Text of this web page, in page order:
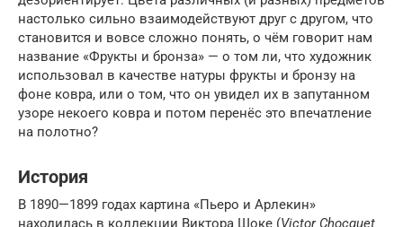
настолько сильно взаимодействуют друг с другом, что
становится и вовсе сложно понять, о чём говорит нам
название «Фрукты и бронза» — о том ли, что художник
использовал в качестве натуры фрукты и бронзу на
фоне ковра, или о том, что он увидел их в запутанном
узоре некоего ковра и потом перенёс это впечатление
на полотно?
История
В 1890—1899 годах картина «Пьеро и Арлекин»
находилась в коллекции Виктора Шоке (Victor Chocquet